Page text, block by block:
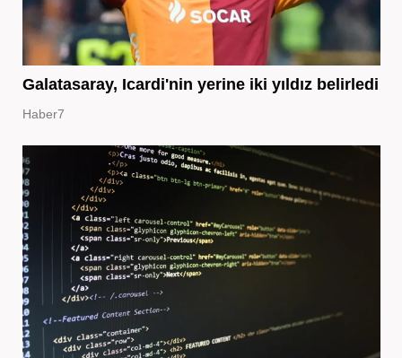
Galatasaray, Icardi'nin yerine iki yıldız belirledi
Haber7